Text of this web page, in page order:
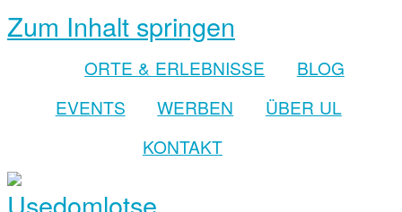
Zum Inhalt springen
ORTE & ERLEBNISSE
BLOG
EVENTS
WERBEN
ÜBER UL
KONTAKT